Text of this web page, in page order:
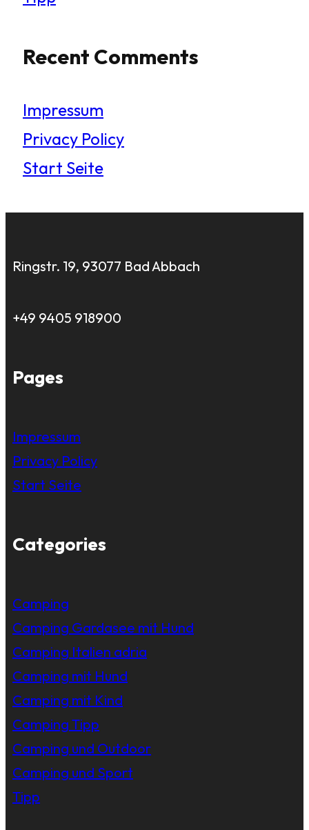
Recent Comments
Impressum
Privacy Policy
Start Seite
Ringstr. 19, 93077 Bad Abbach
+49 9405 918900
Pages
Impressum
Privacy Policy
Start Seite
Categories
Camping
Camping Gardasee mit Hund
Camping Italien adria
Camping mit Hund
Camping mit Kind
Camping Tipp
Camping und Outdoor
Camping und Sport
Tipp